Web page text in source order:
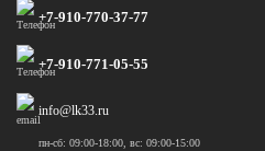
+7-910-770-37-77
+7-910-771-05-55
info@lk33.ru
пн-сб: 09:00-18:00, вс: 09:00-15:00